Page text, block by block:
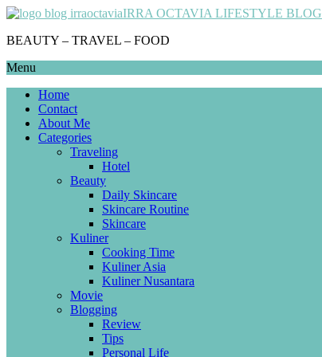
IRRA OCTAVIA LIFESTYLE BLOG
BEAUTY – TRAVEL – FOOD
Menu
Home
Contact
About Me
Categories
Traveling
Hotel
Beauty
Daily Skincare
Skincare Routine
Skincare
Kuliner
Cooking Time
Kuliner Asia
Kuliner Nusantara
Movie
Blogging
Review
Tips
Personal Life